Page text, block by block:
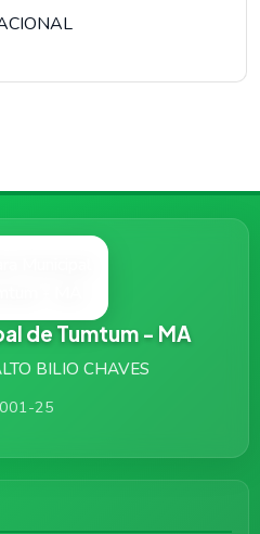
de Tumtum - MA
BILIO CHAVES
25